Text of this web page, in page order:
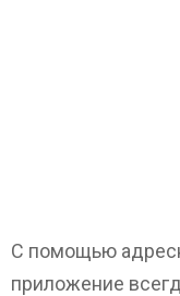
С помощью
приложение